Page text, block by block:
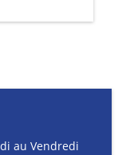
au Vendredi